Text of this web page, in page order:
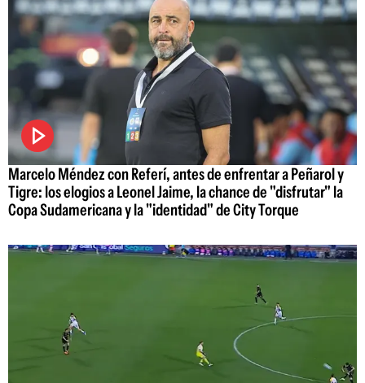
Marcelo Méndez con Referí, antes de enfrentar a Peñarol y
Tigre: los elogios a Leonel Jaime, la chance de "disfrutar" la
Copa Sudamericana y la "identidad" de City Torque